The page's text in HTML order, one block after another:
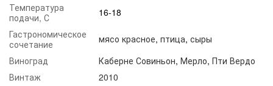
Температура
подачи, С
16-18
Гастрономическое
сочетание
мясо красное, птица, сыры
Виноград
Каберне Совиньон, Мерло, Пти Вердо
Винтаж
2010